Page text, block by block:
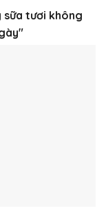
tươi không